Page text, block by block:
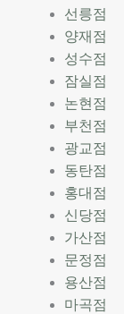
선릉점
양재점
성수점
잠실점
논현점
부천점
광교점
동탄점
홍대점
신당점
가산점
문정점
용산점
마곡점